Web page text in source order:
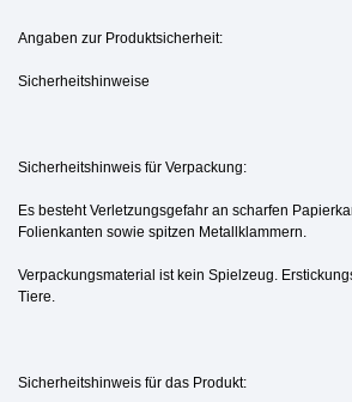
Angaben zur Produktsicherheit:
Sicherheitshinweise
Sicherheitshinweis für Verpackung:
Es besteht Verletzungsgefahr an scharfen
Folienkanten sowie spitzen Metallklammern.
Verpackungsmaterial ist kein Spielzeug.
Tiere.
Sicherheitshinweis für das Produkt: